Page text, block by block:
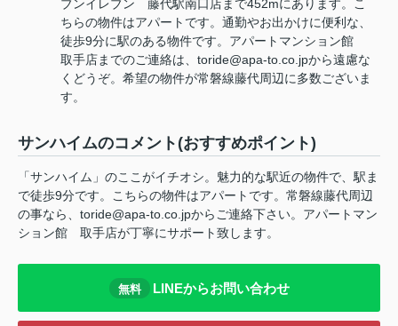
ブンイレブン 藤代駅南口店まで452mにあります。こ
ちらの物件はアパートです。通勤やお出かけに便利な、
徒歩9分に駅のある物件です。アパートマンション館
取手店までのご連絡は、toride@apa-to.co.jpから遠慮な
くどうぞ。希望の物件が常磐線藤代周辺に多数ございま
す。
サンハイムのコメント(おすすめポイント)
「サンハイム」のここがイチオシ。魅力的な駅近の物件で、駅ま
で徒歩9分です。こちらの物件はアパートです。常磐線藤代周辺
の事なら、toride@apa-to.co.jpからご連絡下さい。アパートマン
ション館 取手店が丁寧にサポート致します。
無料 LINEからお問い合わせ